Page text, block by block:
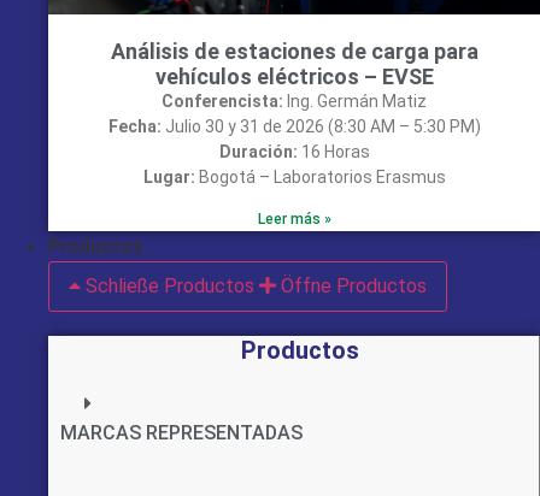
Análisis de estaciones de carga para
vehículos eléctricos – EVSE
Conferencista: Ing. Germán Matiz
Fecha: Julio 30 y 31 de 2026 (8:30 AM – 5:30 PM)
Duración: 16 Horas
Lugar: Bogotá – Laboratorios Erasmus
Leer más »
Productos
Schließe Productos
Öffne Productos
Productos
MARCAS REPRESENTADAS